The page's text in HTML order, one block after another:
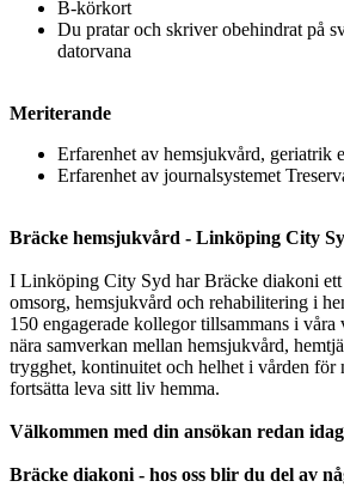
B-körkort
Du pratar och skriver obehindrat på
datorvana
Meriterande
Erfarenhet av hemsjukvård, geriatrik
Erfarenhet av journalsystemet
Bräcke hemsjukvård - Linköping City
I Linköping City Syd har Bräcke diakoni ett
omsorg, hemsjukvård och rehabilitering i
150 engagerade kollegor tillsammans i våra
nära samverkan mellan hemsjukvård,
trygghet, kontinuitet och helhet i vården för
fortsätta leva sitt liv hemma.
Välkommen med din ansökan redan
Bräcke diakoni - hos oss blir du del av